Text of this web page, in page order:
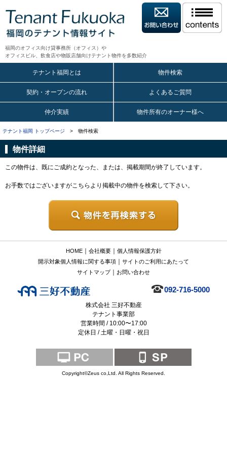
福岡のオフィス向け貸事務所（オフィス）や
オフィスビル、飲食店や物販店舗向けテナント物件を多数紹介
テナント福岡とは 物件検索
契約・オープンの流れ よくあるご質問
仲介実績 物件所有のオーナー様へ
テナント福岡 トップページ > 物件検索
物件詳細
この物件は、既にご成約となった、または、掲載期間が終了しています。
お手数ではございますがこちらより掲載中の物件を検索して下さい。
HOME｜ 会社概要｜ 個人情報保護方針
開示対象個人情報に関する事項 ｜ サイトのご利用にあたって
サイトマップ｜ お問い合わせ
092-716-5000
株式会社 三好不動産
テナント事業部
営業時間 / 10:00〜17:00
定休日 / 土曜・日曜・祝日
Copyright©Zeus co,Ltd. All Rights Reserved.